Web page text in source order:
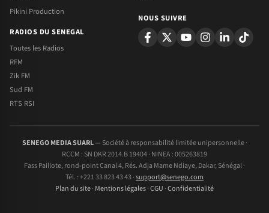
Pikini Production
RADIOS DU SENEGAL
Toutes les Radios
RFM
Zik FM
Sud FM
RTS RSI
NOUS SUIVRE
SENEGO MEDIA SUARL— Société à responsabilité limitée unipersonnelle ·
RCCM : SN DKR 2014.B 19404 · NINEA : 005263819
Fass Paillote, rond-point Canal 4, Rés. Adja Mame Ndiaye, Dakar, Sénégal ·
Tél. : +221 33 823 43 43 ·support@senego.com
Plan du site· Mentions légales·CGU ·Confidentialité